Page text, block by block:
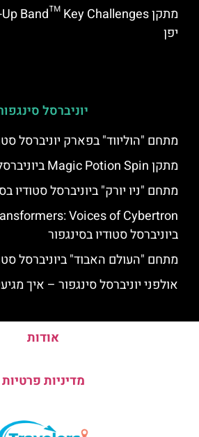
יפן
יוניברסל
מתחם "הוליווד" בפארק יוניברסל
מתקן Magic Potion Spin ביוניברסל סטודיו בסינגפור
מתחם "ניו יורק" ביוניברסל סטודיו
ביוניברסל סטודיו בסינגפור
מתחם "העולם האבוד" ביוניברסל
אולפני יוניברסל סינגפור – איך
אודות
מדיניות פרטיות